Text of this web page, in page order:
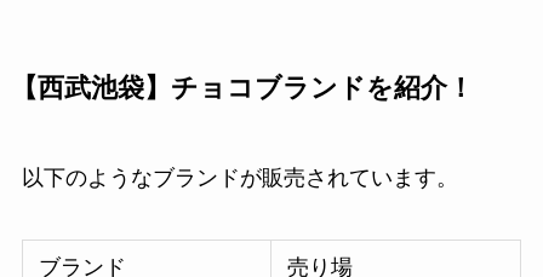
【西武池袋】チョコブランドを紹介！
以下のようなブランドが販売されています。
ブランド 売り場